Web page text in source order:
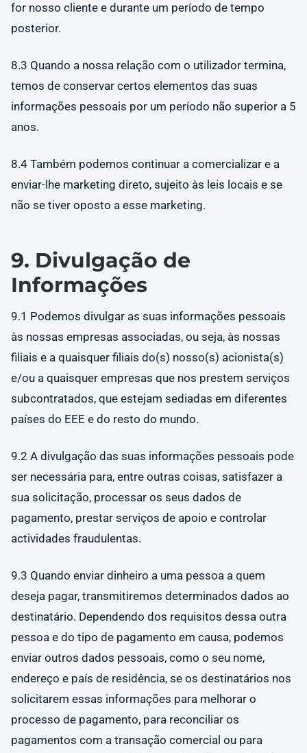
for nosso cliente e durante um período de tempo
posterior.
8.3 Quando a nossa relação com o utilizador termina,
temos de conservar certos elementos das suas
informações pessoais por um período não superior a 5
anos.
8.4 Também podemos continuar a comercializar e a
enviar-lhe marketing direto, sujeito às leis locais e se
não se tiver oposto a esse marketing.
9. Divulgação de
Informações
9.1 Podemos divulgar as suas informações pessoais
às nossas empresas associadas, ou seja, às nossas
filiais e a quaisquer filiais do(s) nosso(s) acionista(s)
e/ou a quaisquer empresas que nos prestem serviços
subcontratados, que estejam sediadas em diferentes
países do EEE e do resto do mundo.
9.2 A divulgação das suas informações pessoais pode
ser necessária para, entre outras coisas, satisfazer a
sua solicitação, processar os seus dados de
pagamento, prestar serviços de apoio e controlar
actividades fraudulentas.
9.3 Quando enviar dinheiro a uma pessoa a quem
deseja pagar, transmitiremos determinados dados ao
destinatário. Dependendo dos requisitos dessa outra
pessoa e do tipo de pagamento em causa, podemos
enviar outros dados pessoais, como o seu nome,
endereço e país de residência, se os destinatários nos
solicitarem essas informações para melhorar o
processo de pagamento, para reconciliar os
pagamentos com a transação comercial ou para